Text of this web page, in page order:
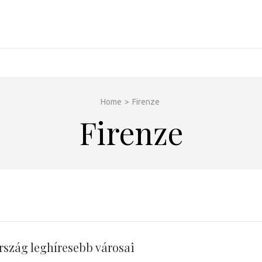
Home > Firenze
Firenze
leghíresebb városai